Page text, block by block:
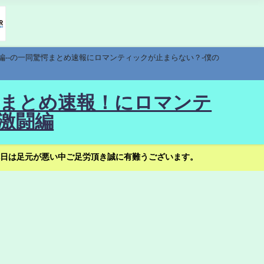
の一同驚愕まとめ速報にロマンティックが止まらない？-僕の
とめ速報！にロマンテ
闘編
足元が悪い中ご足労頂き誠に有難うございます。